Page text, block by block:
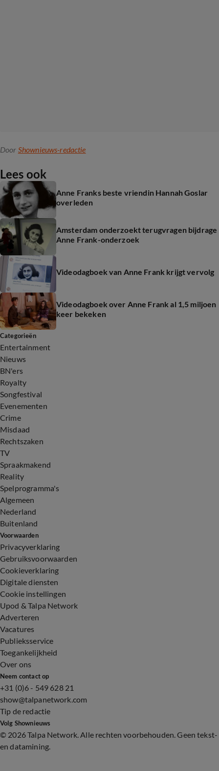
Door Shownieuws-redactie
Lees ook
Anne Franks beste vriendin Hannah Goslar
overleden
Amsterdam onderzoekt terugvragen bijdrage
Anne Frank-onderzoek
Videodagboek van Anne Frank krijgt vervolg
Videodagboek over Anne Frank al 1,5 miljoen
keer bekeken
Categorieën
Entertainment
Nieuws
BN'ers
Royalty
Songfestival
Evenementen
Crime
Misdaad
Rechtszaken
TV
Spraakmakend
Reality
Spelprogramma's
Algemeen
Nederland
Buitenland
Voorwaarden
Privacyverklaring
Gebruiksvoorwaarden
Cookieverklaring
Digitale diensten
Cookie instellingen
Upod & Talpa Network
Adverteren
Vacatures
Publieksservice
Toegankelijkheid
Over ons
Neem contact op
+31 (0)6 - 549 628 21
show@talpanetwork.com
Tip de redactie
Volg Shownieuws
© 2026 Talpa Network. Alle rechten voorbehouden. Geen tekst-
en datamining.